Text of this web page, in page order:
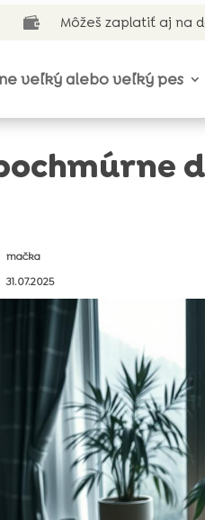
 Môžeš zaplatiť aj na
veľký alebo veľký pes
mačka
31.07.2025